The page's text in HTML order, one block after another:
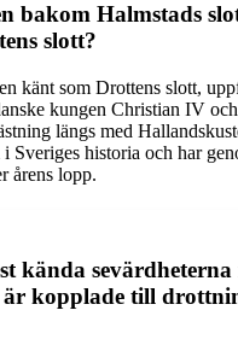
bakom Halmstads
slott?
känt som Drottens slott,
kungen Christian IV
längs med
Sveriges historia och har
årens lopp.
kända sevärdheterna
är kopplade till